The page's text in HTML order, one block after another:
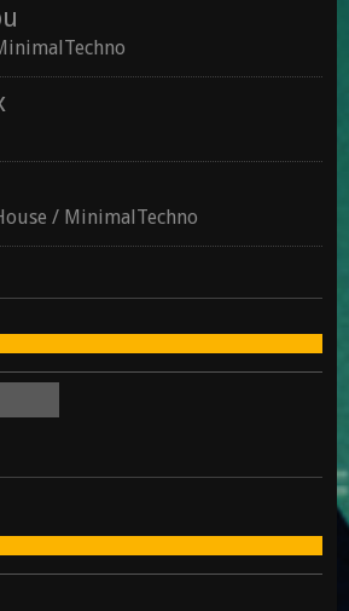
/ MinimalTechno